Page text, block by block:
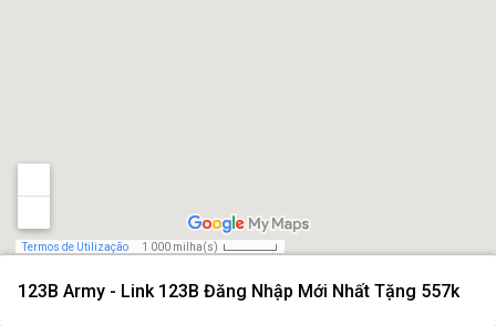
123B Army - Link 123B Đăng Nhập Mới Nhất Tặng 557k
Termos de Utilização 1 000 milha(s)